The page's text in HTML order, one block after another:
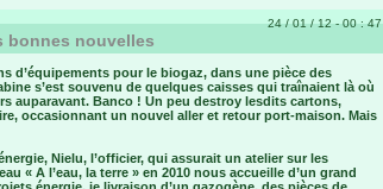
24 / 01 / 12 - 00 : 47
bonnes nouvelles
d’équipements pour le biogaz, dans une pièce des
s’est souvenu de quelques caisses qui traînaient là où
auparavant. Banco ! Un peu destroy lesdits cartons,
occasionnant un nouvel aller et retour port-maison. Mais
Nielu, l’officier, qui assurait un atelier sur les
« A l’eau, la terre » en 2010 nous accueille d’un grand